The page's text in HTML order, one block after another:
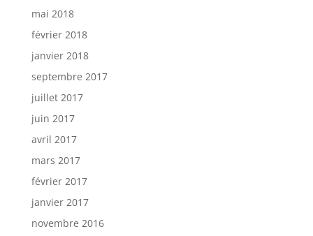
mai 2018
février 2018
janvier 2018
septembre 2017
juillet 2017
juin 2017
avril 2017
mars 2017
février 2017
janvier 2017
novembre 2016